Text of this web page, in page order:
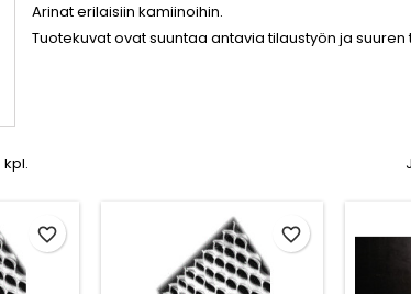
Arinat erilaisiin kamiinoihin.
Tuotekuvat ovat suuntaa antavia tilaustyön ja
favorite_border favorite_border